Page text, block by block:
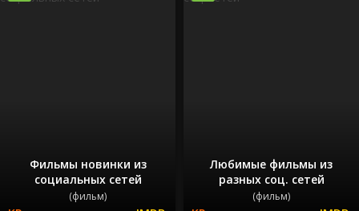
Фильмы новинки из
социальных сетей
(фильм)
Любимые фильмы из
разных соц. сетей
(фильм)